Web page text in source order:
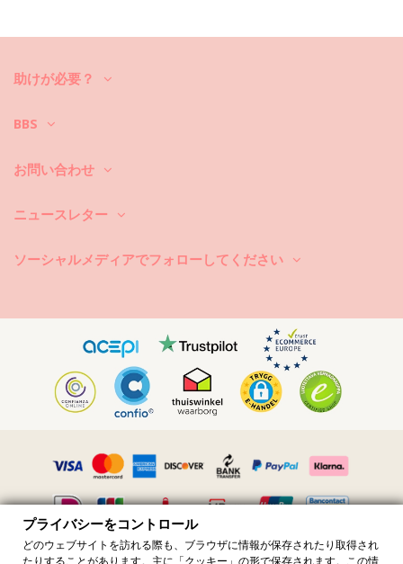
洗い方と手入れ方法
新しいビキニセットで数シーズン中楽しんでみたいですか？もしそうな
ら、それをケアする方法を知る必要があります。貴方がひと夏以上ビキ
れを何年か長持ちさせるにはどうしたら良いのでしょうか？
する際は、必ずタオルをご使用下さい。コンクリートや石（プールの縁
洗い流して下さい。常に手洗いでの洗濯をお勧めします。汚れ除去剤な
どの強力な洗剤は絶対に使用しないで下さい。繊細な布地製品用にシン
また、ビーチバッグやポーチから濡れた水着を取り出すのを忘れないで
下さい。長時間濡らしたままにして湿らせないで下さい。何故かと言い
ますと、柄や模様が変色したり、または、ビキニがストーンや真珠また
はフリルで装飾されている場合、洗っている最中に、擦れたりねじれた
り伸びたりすることを避けるためです。
を破壊する恐れがあります。その場合、地元のドライクリーニング店に
依頼することをお勧めします。
き、余計な水分を取り除くのにに優しく包んで下さい。タオルの上で平
らに置きにし、日陰干しで乾燥させて下さい。直射日光に当てますと、
色落ちすることがあります。ドライヤーは絶対に使わないで下さい。
助けが必要？
BBS
お問い合わせ
ニュースレター
ソーシャルメディアでフォローしてください
プライバシーをコントロール
どのウェブサイトを訪れる際も、ブラウザに情報が保存されたり取得され
たりすることがあります。主に「クッキー」の形で保存されます。この情